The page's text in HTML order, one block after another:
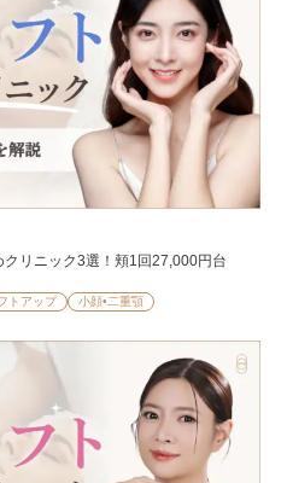
リニック3選！頬1回27,000円台
トアップ 小顔•二重顎